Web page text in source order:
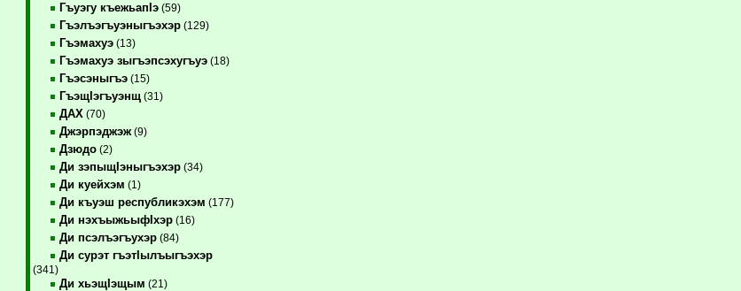
Гъуэгу къежьапIэ(59)
Гъэлъэгъуэныгъэхэр(129)
Гъэмахуэ(13)
Гъэмахуэ зыгъэпсэхугъуэ(18)
Гъэсэныгъэ(15)
ГъэщIэгъуэнщ(31)
ДАХ (70)
Джэрпэджэж(9)
Дзюдо(2)
Ди зэпыщIэныгъэхэр(34)
Ди куейхэм (1)
Ди къуэш республикэхэм (177)
Ди нэхъыжьыфIхэр(16)
Ди псэлъэгъухэр(84)
Ди сурэт гъэтIылъыгъэхэр
(341)
Ди хьэщIэщым (21)